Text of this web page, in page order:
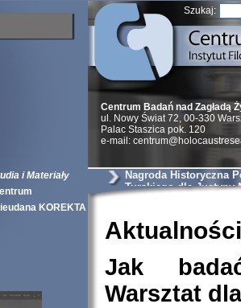
i Materiały
KOREKTA
Szukaj:
Centrum Badań nad Zagładą
ul. Nowy Świat 72, 00-330
Palac Staszica pok. 120
e-mail:
Nagroda Historyczna
Turskiego dla Justyny
Aktualności
Jak
Warsztat